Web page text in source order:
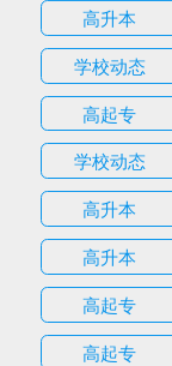
高升本
学校动态
高起专
学校动态
高升本
高升本
高起专
高起专